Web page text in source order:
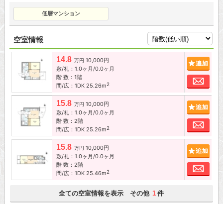
低層マンション
空室情報
14.8 万円 10,000円
敷/礼：1.0ヶ月/0.0ヶ月
階 数：1階
間/広：1DK 25.26m2
お
15.8 万円 10,000円
敷/礼：1.0ヶ月/0.0ヶ月
階 数：2階
間/広：1DK 25.26m2
お
15.8 万円 10,000円
敷/礼：1.0ヶ月/0.0ヶ月
階 数：2階
間/広：1DK 25.46m2
お
全ての空室情報を表示 その他 1 件